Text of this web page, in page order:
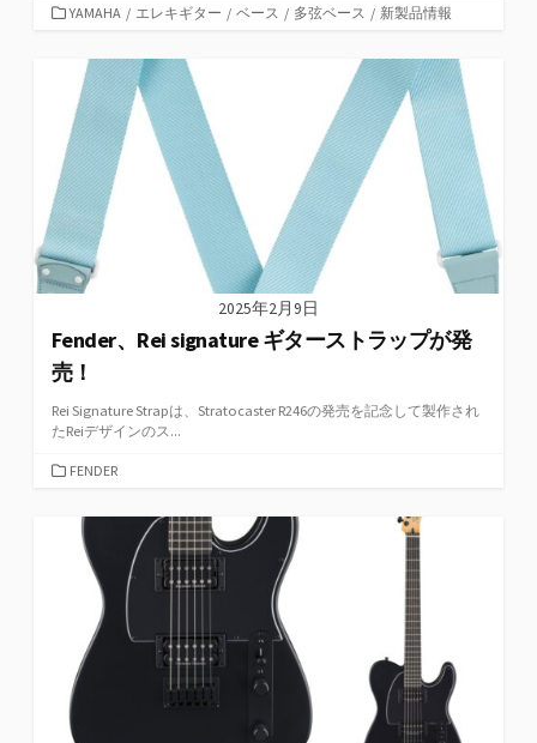
カ
ー
YAMAHA / エレキギター / ベース / 多弦ベース / 新製品情報
2025年2月9日
Fender、Rei signature ギターストラップが発
売！
Rei Signature Strapは、Stratocaster R246の発売を記念して製作され
たReiデザインのス...
カFENDER